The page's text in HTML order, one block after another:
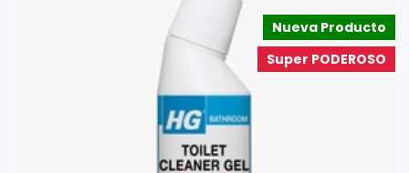
Nueva Producto
Super PODEROSO